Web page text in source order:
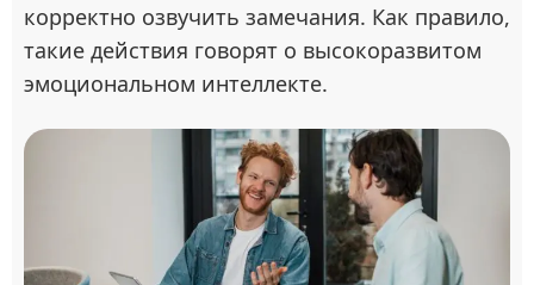
корректно озвучить замечания. Как правило,
такие действия говорят о высокоразвитом
эмоциональном интеллекте.